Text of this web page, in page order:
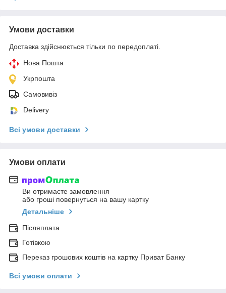
Умови доставки
Доставка здійснюється тільки по передоплаті.
Нова Пошта
Укрпошта
Самовивіз
Delivery
Всі умови доставки
Умови оплати
Ви отримаєте замовлення
або гроші повернуться на вашу картку
Детальніше
Післяплата
Готівкою
Переказ грошових коштів на картку Приват Банку
Всі умови оплати